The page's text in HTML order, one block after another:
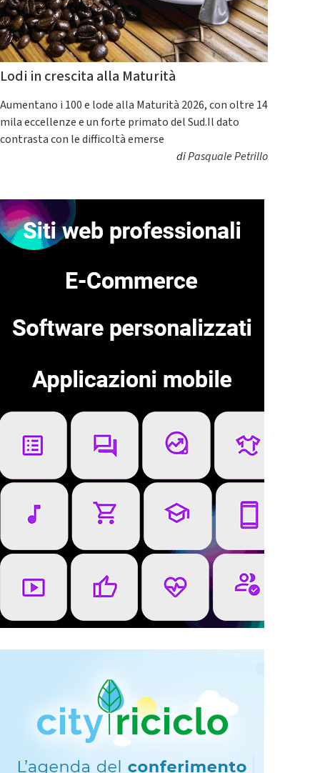
Lodi in crescita alla Maturità
Aumentano i 100 e lode alla Maturità 2026, con oltre 14
mila eccellenze e un forte primato del Sud.Il dato
contrasta con le difficoltà emerse
diPasquale Petrillo